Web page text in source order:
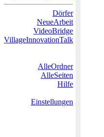
Dörfer
NeueArbeit
VideoBridge
VillageInnovationTalk
AlleOrdner
AlleSeiten
Hilfe
Einstellungen